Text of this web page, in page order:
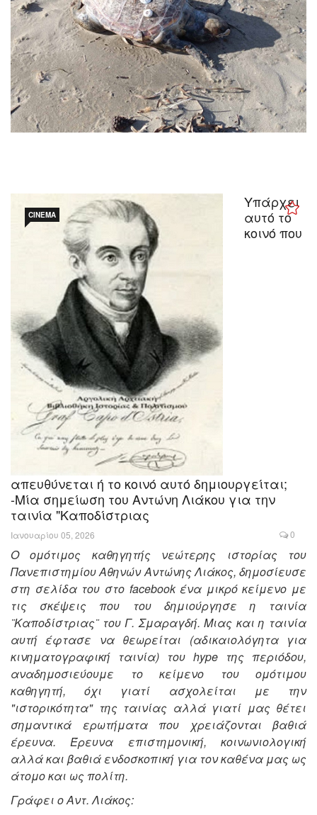
CINEMA
Υπάρχει
αυτό το
κοινό που
απευθύνεται ή το κοινό αυτό δημιουργείται;
-Μία σημείωση του Αντώνη Λιάκου για την
ταινία "Καποδίστριας
Ιανουαρίου 05, 2026 0
O ομότιμος καθηγητής νεώτερης ιστορίας του
Πανεπιστημίου Αθηνών Αντώνης Λιάκος, δημοσίευσε
στη σελίδα του στο facebook ένα μικρό κείμενο με
τις σκέψεις που του δημιούργησε η ταινία
¨Καποδίστριας¨ του Γ. Σμαραγδή. Μιας και η ταινία
αυτή έφτασε να θεωρείται (αδικαιολόγητα για
κινηματογραφική ταινία) του hype της περιόδου,
αναδημοσιεύουμε το κείμενο του ομότιμου
καθηγητή, όχι γιατί ασχολείται με την
"ιστορικότητα" της ταινίας αλλά γιατί μας θέτει
σημαντικά ερωτήματα που χρειάζονται βαθιά
έρευνα. Έρευνα επιστημονική, κοινωνιολογική
αλλά και βαθιά ενδοσκοπική για τον καθένα μας ως
άτομο και ως πολίτη.
Γράφει ο Αντ. Λιάκος: